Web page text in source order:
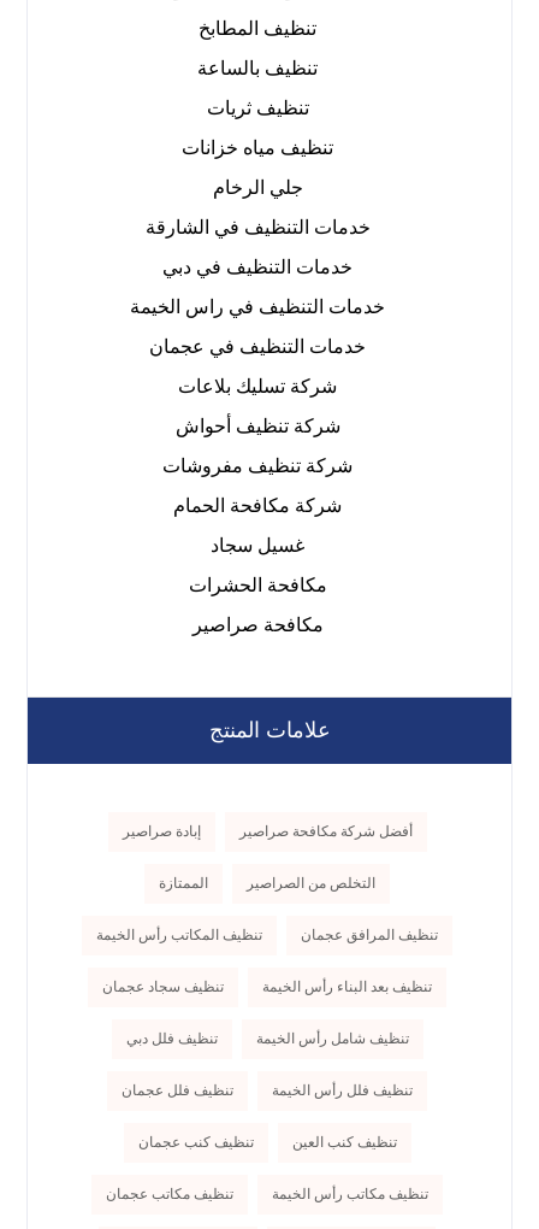
تنظيف المطابخ
تنظيف بالساعة
تنظيف ثريات
تنظيف مياه خزانات
جلي الرخام
خدمات التنظيف في الشارقة
خدمات التنظيف في دبي
خدمات التنظيف في راس الخيمة
خدمات التنظيف في عجمان
شركة تسليك بلاعات
شركة تنظيف أحواش
شركة تنظيف مفروشات
شركة مكافحة الحمام
غسيل سجاد
مكافحة الحشرات
مكافحة صراصير
علامات المنتج
أفضل شركة مكافحة صراصير إبادة صراصير
التخلص من الصراصير الممتازة
تنظيف المرافق عجمان تنظيف المكاتب رأس الخيمة
تنظيف بعد البناء رأس الخيمة تنظيف سجاد عجمان
تنظيف شامل رأس الخيمة تنظيف فلل دبي
تنظيف فلل رأس الخيمة تنظيف فلل عجمان
تنظيف كنب العين تنظيف كنب عجمان
تنظيف مكاتب رأس الخيمة تنظيف مكاتب عجمان